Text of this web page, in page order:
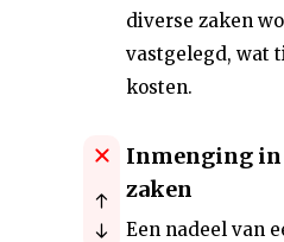
diverse zaken
vastgelegd, wat
kosten.
Inmenging
zaken
Een nadeel van